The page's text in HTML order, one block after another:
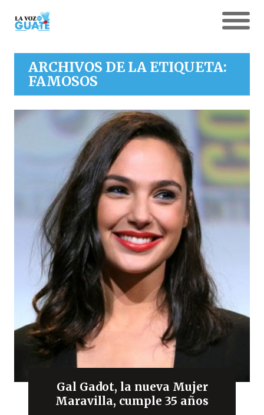
ARCHIVOS DE LA ETIQUETA:
FAMOSOS
Gal Gadot, la nueva Mujer
Maravilla, cumple 35 años